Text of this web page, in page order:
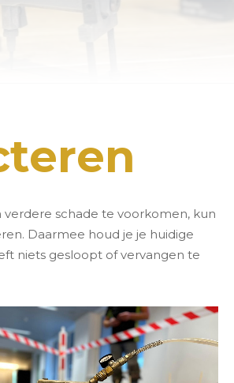
verdere schade te voorkomen, kun
Daarmee houd je je huidige
niets gesloopt of vervangen te